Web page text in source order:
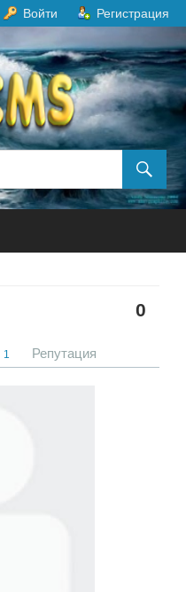
Войти Регистрация
0
1 Репутация